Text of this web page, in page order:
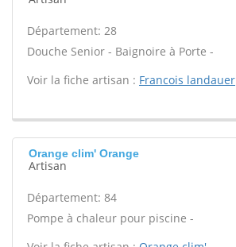
Département: 28
Douche Senior - Baignoire à Porte -
Voir la fiche artisan : Francois landauer
Orange clim' Orange
Artisan
Département: 84
Pompe à chaleur pour piscine -